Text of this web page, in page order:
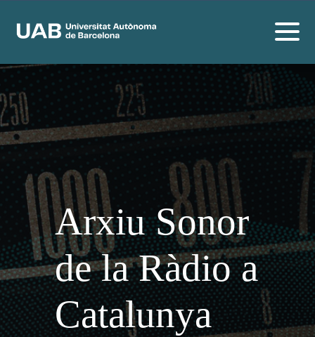
Arxiu Sonor
de la Ràdio a
Catalunya